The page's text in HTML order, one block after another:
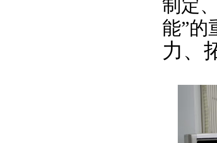
制定
能”的
力、